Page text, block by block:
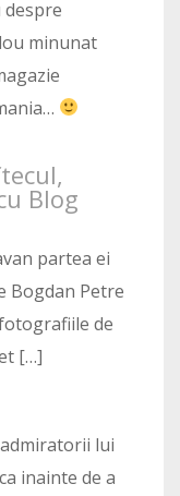
despre
minunat
Blog
partea ei
Bogdan Petre
de
[…]
lui
inainte de a